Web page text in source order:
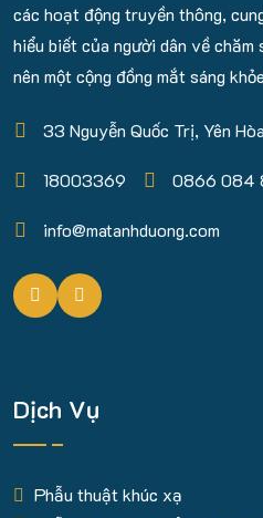
các hoạt động truyền thông,
hiểu biết của người dân về
nên một cộng đồng mắt sáng khỏe
33 Nguyễn Quốc Trị, Yên
18003369 0866 084
info@matanhduong.com
Dịch Vụ
Phẫu thuật khúc xạ